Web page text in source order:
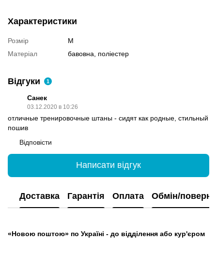
Характеристики
Розмір
M
Матеріал
бавовна, поліестер
Відгуки 1
Санек
03.12.2020 в 10:26
отличные тренировочные штаны - сидят как родные, стильный
пошив
Відповісти
Написати відгук
Доставка Гарантія Оплата Обмін/
«Новою поштою» по Україні - до відділення або кур'єром